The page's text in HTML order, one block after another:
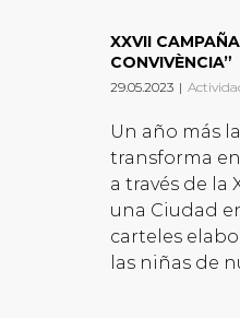
XXVII
CONVIVÈNCIA”
29.05.2023 |
Un año más
transforma
a través de la
una Ciudad
carteles
las niñas de